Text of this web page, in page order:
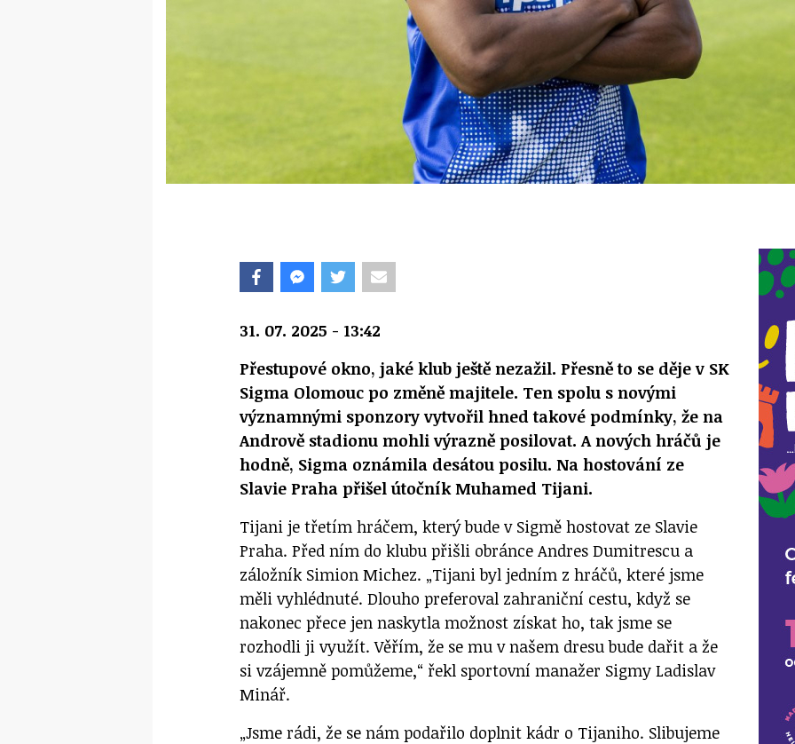
31. 07. 2025 - 13:42
Přestupové okno, jaké klub ještě nezažil. Přesně to se děje v SK
Sigma Olomouc po změně majitele. Ten spolu s novými
významnými sponzory vytvořil hned takové podmínky, že na
Andrově stadionu mohli výrazně posilovat. A nových hráčů je
hodně, Sigma oznámila desátou posilu. Na hostování ze
Slavie Praha přišel útočník Muhamed Tijani.
Tijani je třetím hráčem, který bude v Sigmě hostovat ze Slavie
Praha. Před ním do klubu přišli obránce Andres Dumitrescu a
záložník Simion Michez. „Tijani byl jedním z hráčů, které jsme
měli vyhlédnuté. Dlouho preferoval zahraniční cestu, když se
nakonec přece jen naskytla možnost získat ho, tak jsme se
rozhodli ji využít. Věřím, že se mu v našem dresu bude dařit a že
si vzájemně pomůžeme,“ řekl sportovní manažer Sigmy Ladislav
Minář.
„Jsme rádi, že se nám podařilo doplnit kádr o Tijaniho. Slibujeme